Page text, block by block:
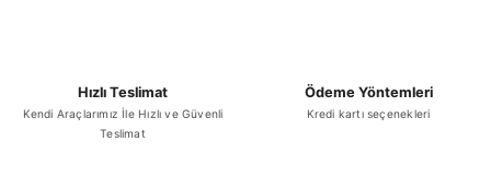
Hızlı Teslimat
Kendi Araçlarımız İle Hızlı ve Güvenli
Teslimat
Ödeme Yöntemleri
Kredi kartı seçenekleri